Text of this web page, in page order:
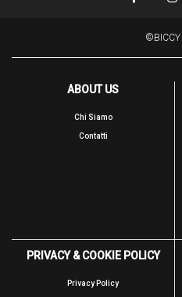
ABOUT US
Chi Siamo
Contatti
PRIVACY & COOKIE POLICY
Privacy Policy